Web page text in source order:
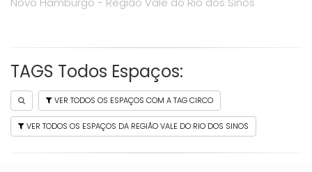
TAGS Todos Espaços:
VER TODOS OS ESPAÇOS COM A TAG CIRCO
VER TODOS OS ESPAÇOS DA REGIÃO VALE DO RIO DOS SINOS